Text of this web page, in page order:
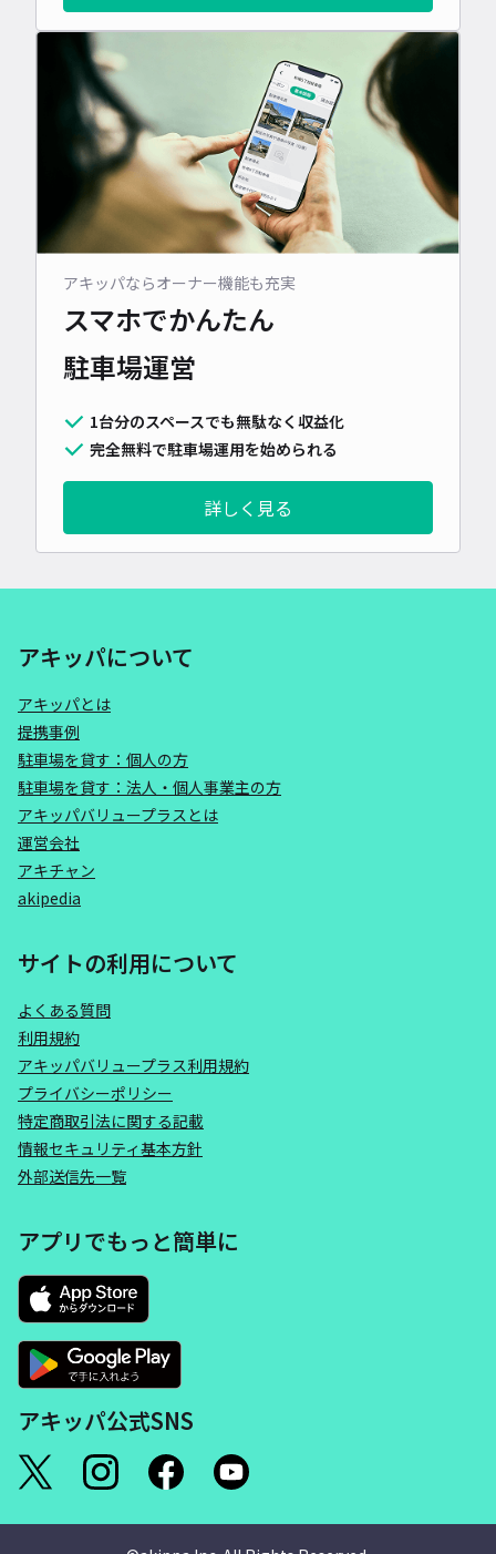
アキッパならオーナー機能も充実
スマホでかんたん
駐車場運営
1台分のスペースでも無駄なく収益化
完全無料で駐車場運用を始められる
詳しく見る
アキッパについて
アキッパとは
提携事例
駐車場を貸す：個人の方
駐車場を貸す：法人・個人事業主の方
アキッパバリュープラスとは
運営会社
アキチャン
akipedia
サイトの利用について
よくある質問
利用規約
アキッパバリュープラス利用規約
プライバシーポリシー
特定商取引法に関する記載
情報セキュリティ基本方針
外部送信先一覧
アプリでもっと簡単に
アキッパ公式SNS